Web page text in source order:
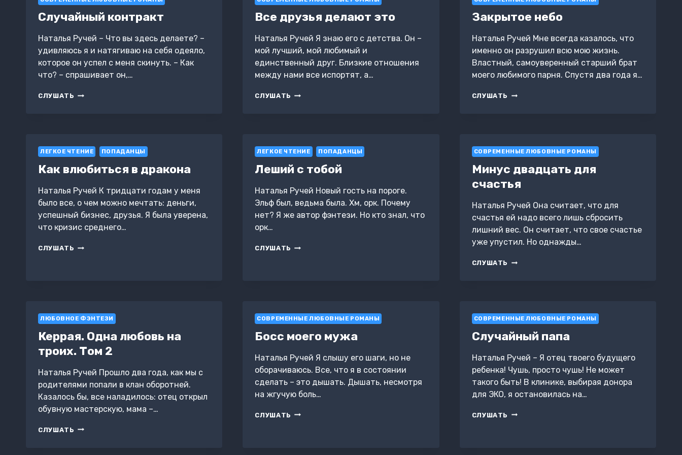
Случайный контракт
Наталья Ручей – Что вы здесь делаете? –
удивляюсь я и натягиваю на себя одеяло,
которое он успел с меня скинуть. – Как
что? – спрашивает он,…
СЛУШАТЬ СЛУЧАЙНЫЙ
Все друзья делают это
Наталья Ручей Я знаю его с детства. Он –
мой лучший, мой любимый и
единственный друг. Близкие отношения
между нами все испортят, а…
СЛУШАТЬ ВСЕ
Закрытое небо
Наталья Ручей Мне всегда казалось, что
именно он разрушил всю мою жизнь.
Властный, самоуверенный старший брат
моего любимого парня. Спустя два года я…
СЛУШАТЬ ЗАКРЫТОЕ
ЛЕГКОЕ ЧТЕНИЕ ПОПАДАНЦЫ
Как влюбиться в дракона
Наталья Ручей К тридцати годам у меня
было все, о чем можно мечтать: деньги,
успешный бизнес, друзья. Я была уверена,
что кризис среднего…
СЛУШАТЬ КАК
ЛЕГКОЕ ЧТЕНИЕ ПОПАДАНЦЫ
Леший с тобой
Наталья Ручей Новый гость на пороге.
Эльф был, ведьма была. Хм, орк. Почему
нет? Я же автор фэнтези. Но кто знал, что
орк…
СЛУШАТЬ ЛЕШИЙ
СОВРЕМЕННЫЕ ЛЮБОВНЫЕ РОМАНЫ
Минус двадцать для
счастья
Наталья Ручей Она считает, что для
счастья ей надо всего лишь сбросить
лишний вес. Он считает, что свое счастье
уже упустил. Но однажды…
СЛУШАТЬ МИНУС
ЛЮБОВНОЕ ФЭНТЕЗИ
Керрая. Одна любовь на
троих. Том 2
Наталья Ручей Прошло два года, как мы с
родителями попали в клан оборотней.
Казалось бы, все наладилось: отец открыл
обувную мастерскую, мама –…
СЛУШАТЬ КЕРРАЯ.
СОВРЕМЕННЫЕ ЛЮБОВНЫЕ РОМАНЫ
Босс моего мужа
Наталья Ручей Я слышу его шаги, но не
оборачиваюсь. Все, что я в состоянии
сделать – это дышать. Дышать, несмотря
на жгучую боль…
СЛУШАТЬ БОСС
СОВРЕМЕННЫЕ ЛЮБОВНЫЕ РОМАНЫ
Случайный папа
Наталья Ручей – Я отец твоего будущего
ребенка! Чушь, просто чушь! Не может
такого быть! В клинике, выбирая донора
для ЭКО, я остановилась на…
СЛУШАТЬ СЛУЧАЙНЫЙ